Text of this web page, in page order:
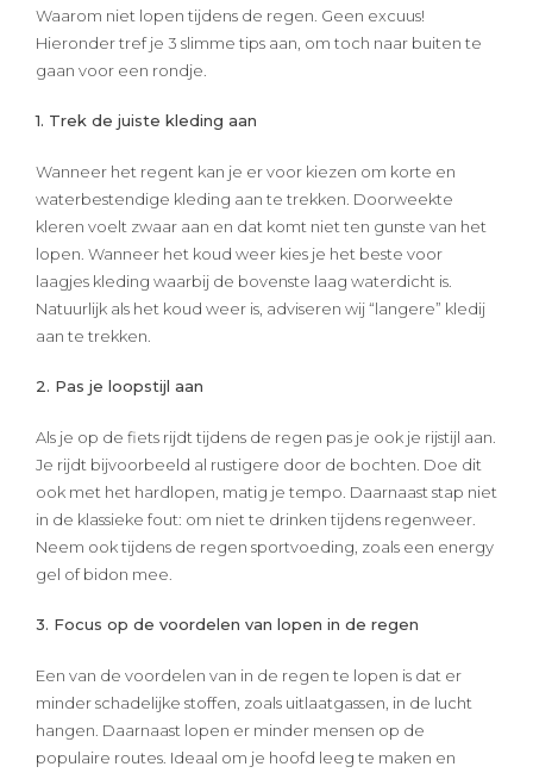
Waarom niet lopen tijdens de regen. Geen excuus!
Hieronder tref je 3 slimme tips aan, om toch naar buiten te
gaan voor een rondje.
1. Trek de juiste kleding aan
Wanneer het regent kan je er voor kiezen om korte en
waterbestendige kleding aan te trekken. Doorweekte
kleren voelt zwaar aan en dat komt niet ten gunste van het
lopen. Wanneer het koud weer kies je het beste voor
laagjes kleding waarbij de bovenste laag waterdicht is.
Natuurlijk als het koud weer is, adviseren wij “langere” kledij
aan te trekken.
2. Pas je loopstijl aan
Als je op de fiets rijdt tijdens de regen pas je ook je rijstijl aan.
Je rijdt bijvoorbeeld al rustigere door de bochten. Doe dit
ook met het hardlopen, matig je tempo. Daarnaast stap niet
in de klassieke fout: om niet te drinken tijdens regenweer.
Neem ook tijdens de regen sportvoeding, zoals een energy
gel of bidon mee.
3. Focus op de voordelen van lopen in de regen
Een van de voordelen van in de regen te lopen is dat er
minder schadelijke stoffen, zoals uitlaatgassen, in de lucht
hangen. Daarnaast lopen er minder mensen op de
populaire routes. Ideaal om je hoofd leeg te maken en